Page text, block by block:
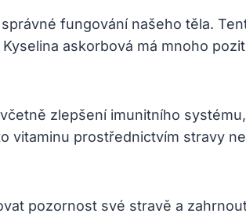
fungování našeho těla.
askorbová má mnoho
zlepšení imunitního
vitaminu prostřednictvím stravy
pozornost své stravě a